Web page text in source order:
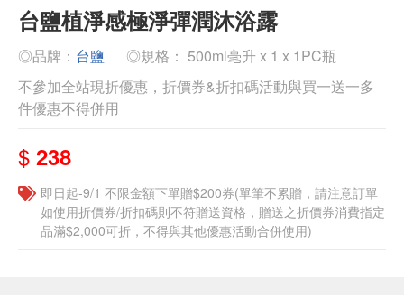
台鹽植淨感極淨彈潤沐浴露
◎品牌： 台鹽
◎規格： 500ml毫升 x 1 x 1PC瓶
不參加全站現折優惠，折價券&折扣碼活動與買一送一多
件優惠不得併用
$ 238
即日起-9/1 不限金額下單贈$200券(單筆不累贈，請注意訂單
如使用折價券/折扣碼則不符贈送資格，贈送之折價券消費指定
品滿$2,000可折，不得與其他優惠活動合併使用)